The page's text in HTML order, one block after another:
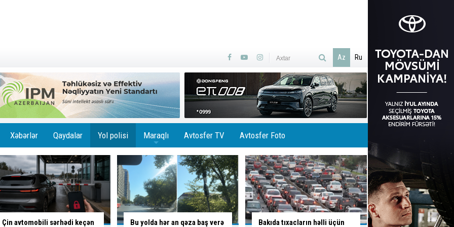
Az Ru
Xəbərlər Qaydalar Yol polisi Maraqlı Avtosfer TV Avtosfer Foto
Bu yolda hər an qəza baş verə
Bakıda tıxacların həlli üçün
"Dayanma" ilə "durma"nın
AğırQƏZA:ölən var